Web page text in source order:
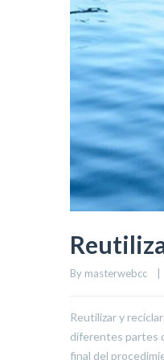
By masterwebcc
Reutilizar y
diferentes partes
final del